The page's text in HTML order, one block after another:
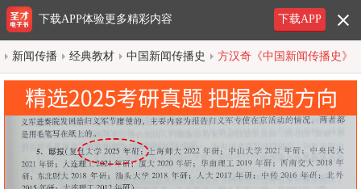
新闻传播 经典教材 中国新闻传播史 方汉奇《中国新闻传播史》
下载APP
下载APP体验更多精彩内容